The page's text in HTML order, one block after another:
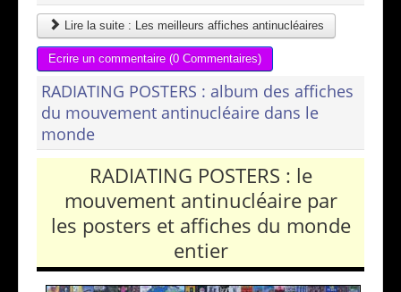
Lire la suite : Les meilleurs affiches antinucléaires
Ecrire un commentaire (0 Commentaires)
RADIATING POSTERS : album des affiches
du mouvement antinucléaire dans le
monde
RADIATING POSTERS : le
mouvement antinucléaire par
les posters et affiches du monde
entier